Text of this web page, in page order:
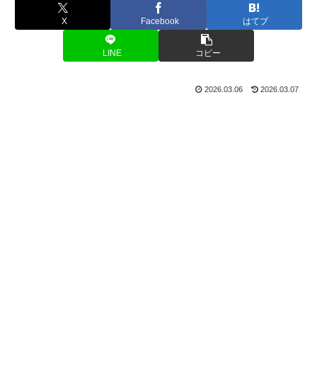
X Facebook はてブ
LINE コピー
2026.03.06 2026.03.07